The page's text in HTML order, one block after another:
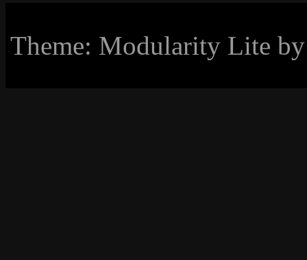
Theme: Modularity Lite